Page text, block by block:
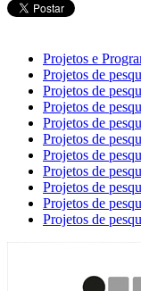
Projetos e
Projetos de
Projetos de
Projetos de
Projetos de
Projetos de
Projetos de
Projetos de
Projetos de
Projetos de
Projetos de